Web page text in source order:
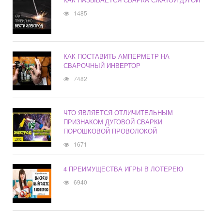
1485
КАК ПОСТАВИТЬ АМПЕРМЕТР НА
СВАРОЧНЫЙ ИНВЕРТОР
7482
ЧТО ЯВЛЯЕТСЯ ОТЛИЧИТЕЛЬНЫМ
ПРИЗНАКОМ ДУГОВОЙ СВАРКИ
ПОРОШКОВОЙ ПРОВОЛОКОЙ
1671
4 ПРЕИМУЩЕСТВА ИГРЫ В ЛОТЕРЕЮ
6940